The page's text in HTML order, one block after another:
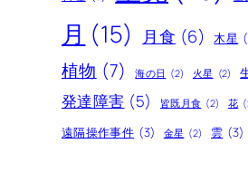
月 (15) 月食 (6) 木星
植物 (7) 海の日 (2) 火星 (2)
発達障害 (5) 皆既月食 (2) 花
遠隔操作事件 (3) 金星 (2) 雲 (3)